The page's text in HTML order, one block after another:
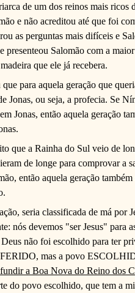
de um dos reinos mais
e não acreditou até que foi
as perguntas mais difíceis e
presenteou Salomão com a
que ele já recebera.
que para aquela geração que
Jonas, ou seja, a profecia. Se
Jonas, então aquela geração
que a Rainha do Sul veio de
de longe para comprovar a
então aquela geração
seria classificada de má por
nós devemos "ser Jesus" para
não foi escolhido para ter
mas a povo
a Boa Nova do Reino dos
do povo escolhido, que tem a